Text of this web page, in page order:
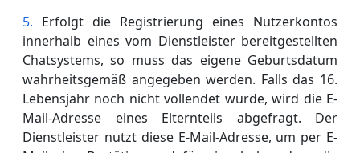
Erfolgt die Registrierung eines Nutzerkontos
innerhalb eines vom Dienstleister bereitgestellten
Chatsystems, so muss das eigene Geburtsdatum
wahrheitsgemäß angegeben werden. Falls das 16.
Lebensjahr noch nicht vollendet wurde, wird die E-
Mail-Adresse eines Elternteils abgefragt. Der
Dienstleister nutzt diese E-Mail-Adresse, um per E-